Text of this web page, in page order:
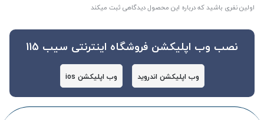
اولین نفری باشید که درباره این محصول دیدگاهی ثبت میکند
نصب وب اپلیکشن فروشگاه اینترنتی سیب 115
وب اپلیکشن اندروید وب اپلیکشن ios